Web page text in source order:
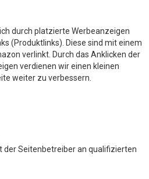
durch platzierte Werbeanzeigen
(Produktlinks). Diese sind mit einem
verlinkt. Durch das Anklicken der
verdienen wir einen kleinen
weiter zu verbessern.
Seitenbetreiber an qualifizierten